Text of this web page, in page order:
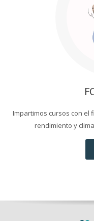
Impartimos cursos con el
rendimiento y